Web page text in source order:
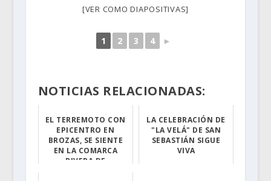
[VER COMO DIAPOSITIVAS]
1 2 3 4 ►
NOTICIAS RELACIONADAS:
EL TERREMOTO CON
EPICENTRO EN
BROZAS, SE SIENTE
EN LA COMARCA
RIVERA DE
LA CELEBRACIÓN DE
"LA VELÁ" DE SAN
SEBASTIÁN SIGUE
VIVA